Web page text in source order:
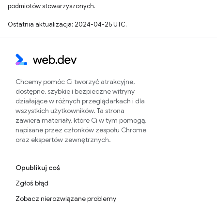
podmiotów stowarzyszonych.
Ostatnia aktualizacja: 2024-04-25 UTC.
Chcemy pomóc Ci tworzyć atrakcyjne,
dostępne, szybkie i bezpieczne witryny
działające w różnych przeglądarkach i dla
wszystkich użytkowników. Ta strona
zawiera materiały, które Ci w tym pomogą,
napisane przez członków zespołu Chrome
oraz ekspertów zewnętrznych.
Opublikuj coś
Zgłoś błąd
Zobacz nierozwiązane problemy